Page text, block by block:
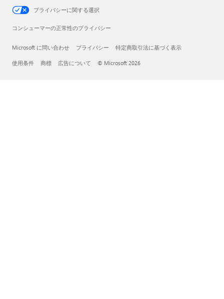
プライバシーに関する選択
コンシューマーの正常性のプライバシー
Microsoft に問い合わせ プライバシー 特定商取引法に基づく表示
使用条件 商標 広告について © Microsoft 2026